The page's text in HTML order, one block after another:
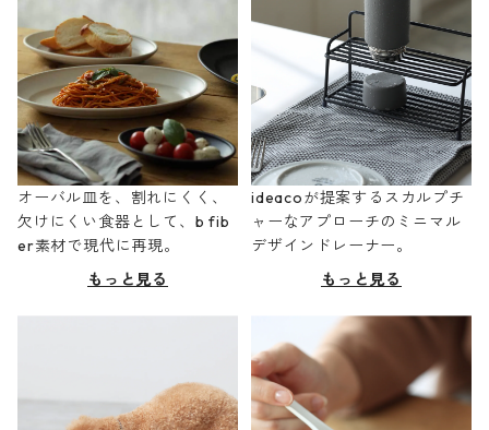
オーバル皿を、割れにくく、
欠けにくい食器として、b fib
er素材で現代に再現。
もっと見る
ideacoが提案するスカルプチ
ャーなアプローチのミニマル
デザインドレーナー。
もっと見る